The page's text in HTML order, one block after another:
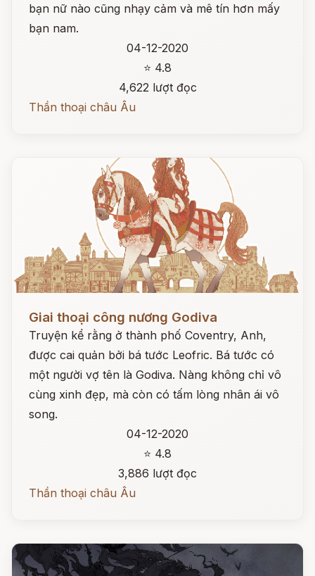
bạn nữ nào cũng nhạy cảm và mê tín hơn mấy
bạn nam.
04-12-2020
⭐ 4.8
4,622 lượt đọc
Thần thoại châu Âu
Giai thoại công nương Godiva
Truyện kể rằng ở thành phố Coventry, Anh,
được cai quản bởi bá tước Leofric. Bá tước có
một người vợ tên là Godiva. Nàng không chỉ vô
cùng xinh đẹp, mà còn có tấm lòng nhân ái vô
song.
04-12-2020
⭐ 4.8
3,886 lượt đọc
Thần thoại châu Âu